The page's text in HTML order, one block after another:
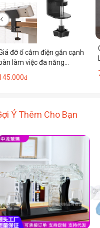
đỡ ổ cắm điện gắn cạnh
làm việc đa năng
điện
đ
Ý Thêm Cho Bạn